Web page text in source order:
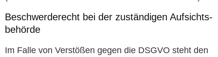
Beschwerde­recht bei der zuständigen Aufsichts­
behörde
Im Falle von Verstößen gegen die DSGVO steht den